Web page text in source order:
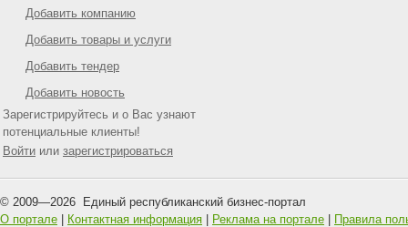
Добавить компанию
Добавить товары и услуги
Добавить тендер
Добавить новость
Зарегистрируйтесь и о Вас узнают
потенциальные клиенты!
Войти или зарегистрироваться
© 2009—2026 Единый республиканский бизнес-портал
О портале
Контактная информация Реклама на портале Правила